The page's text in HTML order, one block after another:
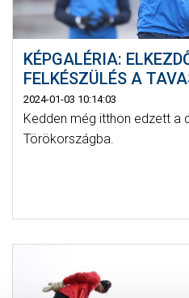
KÉPGALÉRIA:
FELKÉSZÜLÉS A
2024-01-03 10:14:03
Kedden még itthon edzett a
Törökországba.